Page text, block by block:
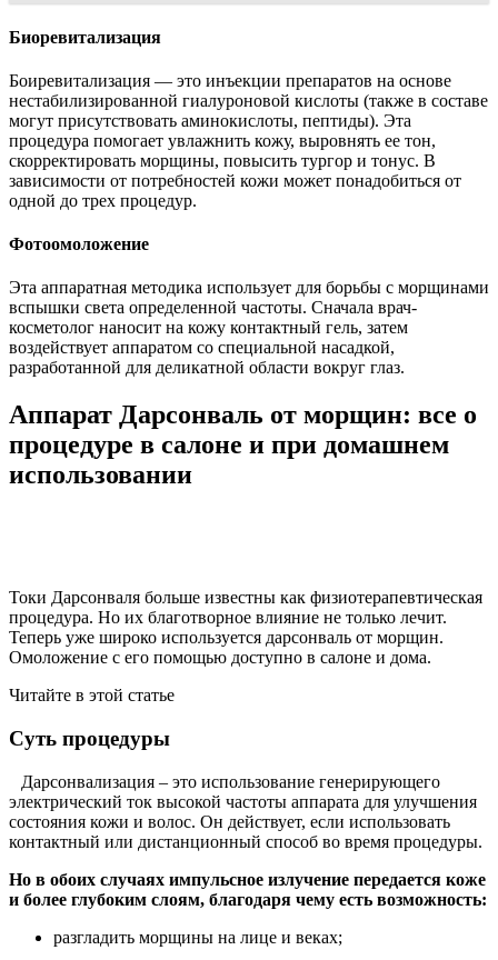
Биоревитализация
Боиревитализация — это инъекции препаратов на основе
нестабилизированной гиалуроновой кислоты (также в составе
могут присутствовать аминокислоты, пептиды). Эта
процедура помогает увлажнить кожу, выровнять ее тон,
скорректировать морщины, повысить тургор и тонус. В
зависимости от потребностей кожи может понадобиться от
одной до трех процедур.
Фотоомоложение
Эта аппаратная методика использует для борьбы с морщинами
вспышки света определенной частоты. Сначала врач-
косметолог наносит на кожу контактный гель, затем
воздействует аппаратом со специальной насадкой,
разработанной для деликатной области вокруг глаз.
Аппарат Дарсонваль от морщин: все о
процедуре в салоне и при домашнем
использовании
Токи Дарсонваля больше известны как физиотерапевтическая
процедура. Но их благотворное влияние не только лечит.
Теперь уже широко используется дарсонваль от морщин.
Омоложение с его помощью доступно в салоне и дома.
Читайте в этой статье
Суть процедуры
Дарсонвализация – это использование генерирующего
электрический ток высокой частоты аппарата для улучшения
состояния кожи и волос. Он действует, если использовать
контактный или дистанционный способ во время процедуры.
Но в обоих случаях импульсное излучение передается коже
и более глубоким слоям, благодаря чему есть возможность:
разгладить морщины на лице и веках;